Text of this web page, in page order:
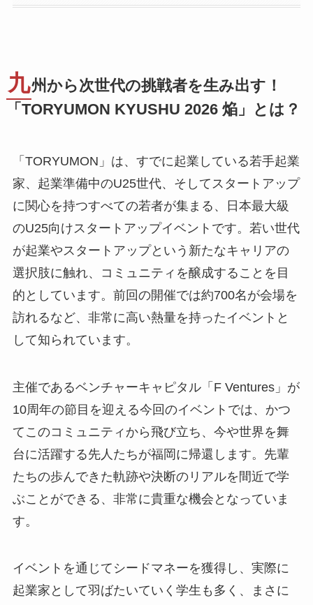
九州から次世代の挑戦者を生み出す！
「TORYUMON KYUSHU 2026 焔」とは？
「TORYUMON」は、すでに起業している若手起業
家、起業準備中のU25世代、そしてスタートアップ
に関心を持つすべての若者が集まる、日本最大級
のU25向けスタートアップイベントです。若い世代
が起業やスタートアップという新たなキャリアの
選択肢に触れ、コミュニティを醸成することを目
的としています。前回の開催では約700名が会場を
訪れるなど、非常に高い熱量を持ったイベントと
して知られています。
主催であるベンチャーキャピタル「F Ventures」が
10周年の節目を迎える今回のイベントでは、かつ
てこのコミュニティから飛び立ち、今や世界を舞
台に活躍する先人たちが福岡に帰還します。先輩
たちの歩んできた軌跡や決断のリアルを間近で学
ぶことができる、非常に貴重な機会となっていま
す。
イベントを通じてシードマネーを獲得し、実際に
起業家として羽ばたいていく学生も多く、まさに